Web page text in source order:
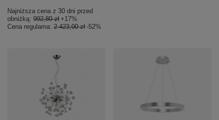
Najniższa cena z 30 dni przed
obniżką: 992,80 zł +17%
Cena regularna: 2 423,00 zł -52%